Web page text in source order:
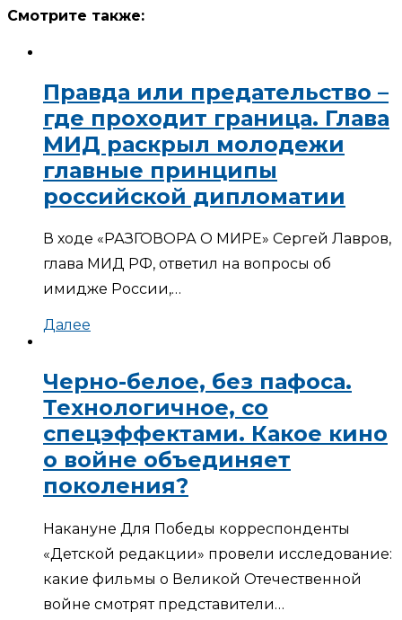
Смотрите также:
Правда или предательство –
где проходит граница. Глава
МИД раскрыл молодежи
главные принципы
российской дипломатии
В ходе «РАЗГОВОРА О МИРЕ» Сергей Лавров,
глава МИД РФ, ответил на вопросы об
имидже России,…
Далее
Черно-белое, без пафоса.
Технологичное, со
спецэффектами. Какое кино
о войне объединяет
поколения?
Накануне Для Победы корреспонденты
«Детской редакции» провели исследование:
какие фильмы о Великой Отечественной
войне смотрят представители…